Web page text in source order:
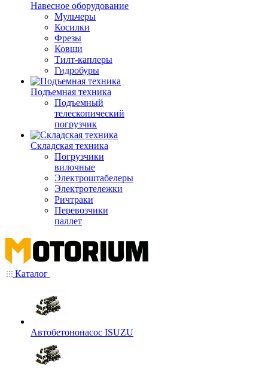
Навесное оборудование
Мульчеры
Косилки
Фрезы
Ковши
Тилт-каплеры
Гидробуры
Подъемная техника
Подъемный
телескопический
погрузчик
Складская техника
Погрузчики
вилочные
Электроштабелеры
Электротележки
Ричтраки
Перевозчики
паллет
Каталог
Автобетононасос ISUZU